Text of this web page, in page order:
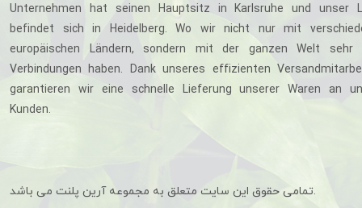
Unternehmen hat seinen Hauptsitz in Karlsruhe und unser
befindet sich in Heidelberg. Wo wir nicht nur mit
europäischen Ländern, sondern mit der ganzen Welt sehr
Verbindungen haben. Dank unseres effizienten
garantieren wir eine schnelle Lieferung unserer Waren an
Kunden.
تمامی حقوق این سایت متعلق به مجموعه آرین پلنت می باشد.